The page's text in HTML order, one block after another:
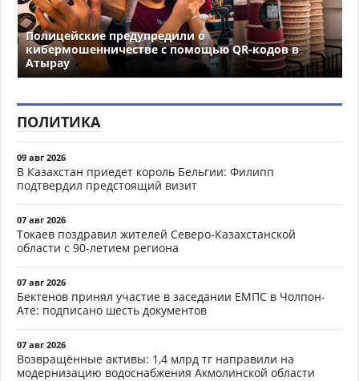
Полицейские предупредили о
кибермошенничестве с помощью QR-кодов в
Атырау
ПОЛИТИКА
09 авг 2026
В Казахстан приедет король Бельгии: Филипп
подтвердил предстоящий визит
07 авг 2026
Токаев поздравил жителей Северо-Казахстанской
области с 90-летием региона
07 авг 2026
Бектенов принял участие в заседании ЕМПС в Чолпон-
Ате: подписано шесть документов
07 авг 2026
Возвращённые активы: 1,4 млрд тг направили на
модернизацию водоснабжения Акмолинской области